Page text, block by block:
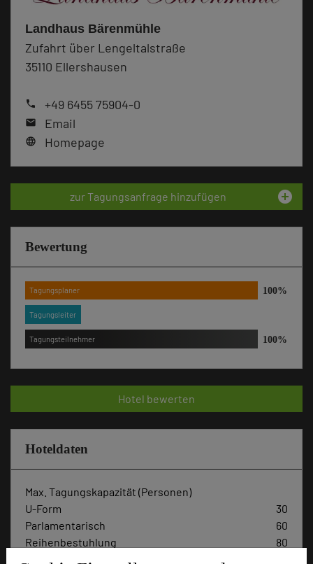
Landhaus Bärenmühle
Zufahrt über Lengeltalstraße
35110 Ellershausen
phone +49 6455 75904-0
mail Email
language Homepage
zur Tagungsanfrage hinzufügen add_circle
Bewertung
Tagungsplaner
Tagungsleiter
Tagungsteilnehmer
Hotel bewerten
Hoteldaten
Max. Tagungskapazität (Personen)
U-Form
30
Parlamentarisch
60
Reihenbestuhlung
80